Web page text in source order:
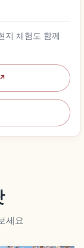
지 체험도 함께
↗
세요